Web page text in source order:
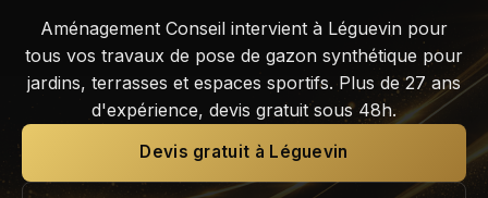
Aménagement Conseil intervient à Léguevin pour
tous vos travaux de pose de gazon synthétique pour
jardins, terrasses et espaces sportifs. Plus de 27 ans
d'expérience, devis gratuit sous 48h.
Devis gratuit à Léguevin